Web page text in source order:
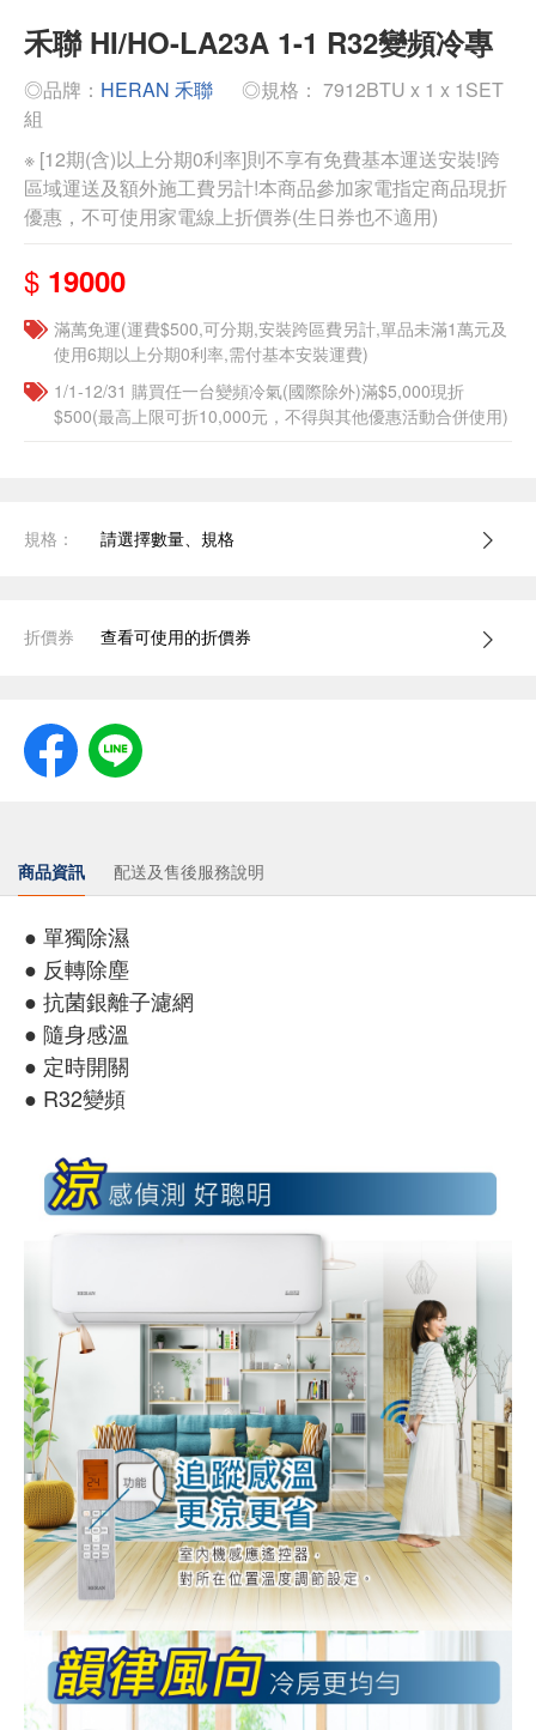
禾聯 HI/HO-LA23A 1-1 R32變頻冷專
◎品牌： HERAN 禾聯
◎規格： 7912BTU x 1 x 1SET
組
※ [12期(含)以上分期0利率]則不享有免費基本運送安裝!跨
區域運送及額外施工費另計!本商品參加家電指定商品現折
優惠，不可使用家電線上折價券(生日券也不適用)
$ 19000
滿萬免運(運費$500,可分期,安裝跨區費另計,單品未滿1萬元及
使用6期以上分期0利率,需付基本安裝運費)
1/1-12/31 購買任一台變頻冷氣(國際除外)滿$5,000現折
$500(最高上限可折10,000元，不得與其他優惠活動合併使用)
規格： 請選擇數量、規格
折價券 查看可使用的折價券
商品資訊 配送及售後服務說明
● 單獨除濕
● 反轉除塵
● 抗菌銀離子濾網
● 隨身感溫
● 定時開關
● R32變頻